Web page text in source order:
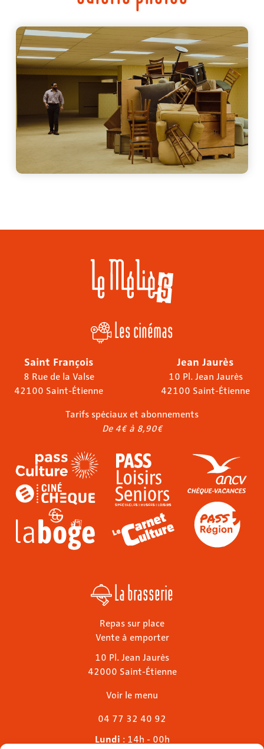
Les cinémas
Saint François
8 Rue de la Valse
42100 Saint-Étienne
Jean Jaurès
10 Pl. Jean Jaurès
42100 Saint-Étienne
Tarifs spéciaux et abonnements
De 4€ à 8,90€
La brasserie
Repas sur place
Vente à emporter
10 Pl. Jean Jaurès
42000 Saint-Étienne
Voir le menu
04 77 32 40 92
Lundi : 14h - 00h